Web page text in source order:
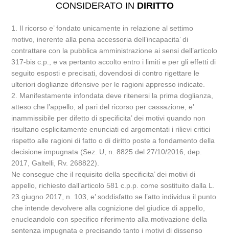
CONSIDERATO IN DIRITTO
1. Il ricorso e’ fondato unicamente in relazione al settimo
motivo, inerente alla pena accessoria dell’incapacita’ di
contrattare con la pubblica amministrazione ai sensi dell’articolo
317-bis c.p., e va pertanto accolto entro i limiti e per gli effetti di
seguito esposti e precisati, dovendosi di contro rigettare le
ulteriori doglianze difensive per le ragioni appresso indicate.
2. Manifestamente infondata deve ritenersi la prima doglianza,
atteso che l’appello, al pari del ricorso per cassazione, e’
inammissibile per difetto di specificita’ dei motivi quando non
risultano esplicitamente enunciati ed argomentati i rilievi critici
rispetto alle ragioni di fatto o di diritto poste a fondamento della
decisione impugnata (Sez. U, n. 8825 del 27/10/2016, dep.
2017, Galtelli, Rv. 268822).
Ne consegue che il requisito della specificita’ dei motivi di
appello, richiesto dall’articolo 581 c.p.p. come sostituito dalla L.
23 giugno 2017, n. 103, e’ soddisfatto se l’atto individua il punto
che intende devolvere alla cognizione del giudice di appello,
enucleandolo con specifico riferimento alla motivazione della
sentenza impugnata e precisando tanto i motivi di dissenso